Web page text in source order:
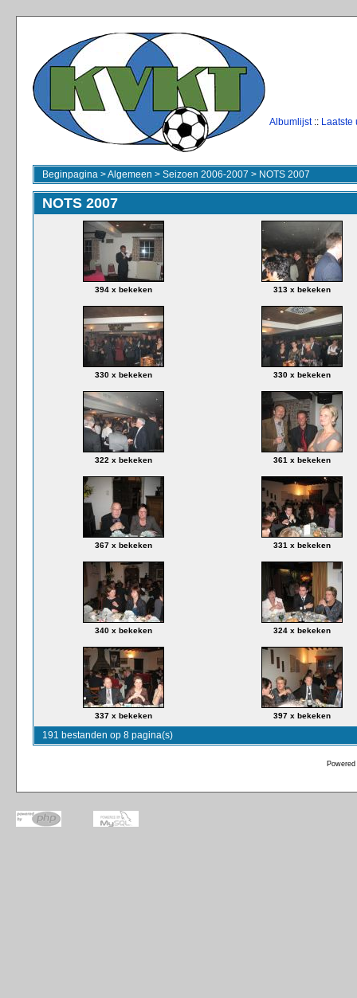
Albumlijst:: Laatste
Beginpagina >Algemeen > Seizoen 2006-2007 > NOTS 2007
NOTS 2007
394 x bekeken 313 x bekeken
330 x bekeken 330 x bekeken
322 x bekeken 361 x bekeken
367 x bekeken 331 x bekeken
340 x bekeken 324 x bekeken
337 x bekeken 397 x bekeken
191 bestanden op 8 pagina(s)